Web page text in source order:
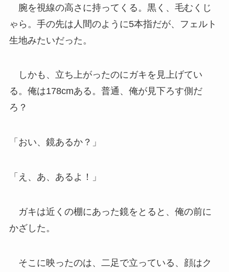
腕を視線の高さに持ってくる。黒く、毛むくじ
ゃら。手の先は人間のように5本指だが、フェルト
生地みたいだった。
しかも、立ち上がったのにガキを見上げてい
る。俺は178cmある。普通、俺が見下ろす側だ
ろ？
「おい、鏡あるか？」
「え、あ、あるよ！」
ガキは近くの棚にあった鏡をとると、俺の前に
かざした。
そこに映ったのは、二足で立っている、顔はク